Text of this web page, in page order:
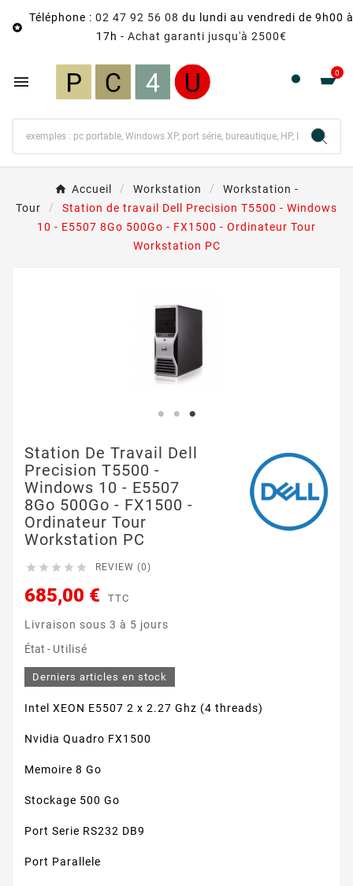

Téléphone : 02 47 92 56 08 du lundi au vendredi de 9h00 à
17h - Achat garanti jusqu'à 2500€
 0
Accueil Workstation
Workstation -
Tour
Station de travail Dell Precision T5500 - Windows
10 - E5507 8Go 500Go - FX1500 - Ordinateur Tour
Workstation PC
Station De Travail Dell
Precision T5500 -
Windows 10 - E5507
8Go 500Go - FX1500 -
Ordinateur Tour
Workstation PC
     REVIEW (0)
685,00 € TTC
Livraison sous 3 à 5 jours
État - Utilisé
Derniers articles en stock
Intel XEON E5507 2 x 2.27 Ghz (4 threads)
Nvidia Quadro FX1500
Memoire 8 Go
Stockage 500 Go
Port Serie RS232 DB9
Port Parallele